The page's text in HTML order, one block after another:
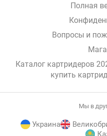
Полная
Вопросы и
Каталог картридеров
купить
Мы в
Украина